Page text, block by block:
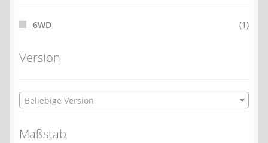
6WD (1)
Version
Beliebige Version
Maßstab